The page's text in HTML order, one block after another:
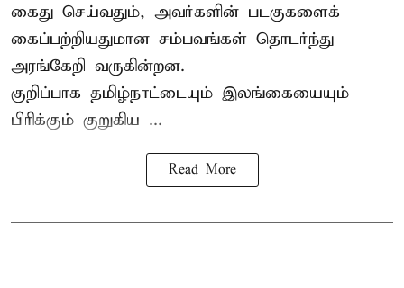
கைது செய்வதும், அவர்களின் படகுகளைக்
கைப்பற்றியதுமான சம்பவங்கள் தொடர்ந்து
அரங்கேறி வருகின்றன.
குறிப்பாக தமிழ்நாட்டையும் இலங்கையையும்
பிரிக்கும் குறுகிய ...
Read More